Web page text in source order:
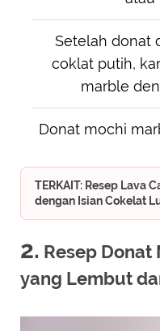
Setelah donat
coklat putih,
marble
Donat mochi
TERKAIT: Resep Lava
dengan Isian Cokelat
2. Resep Donat
yang Lembut